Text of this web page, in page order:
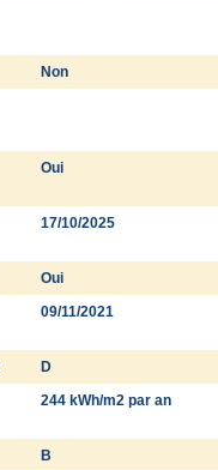
Non
Oui
17/10/2025
Oui
09/11/2021
D
244 kWh/m2 par an
B